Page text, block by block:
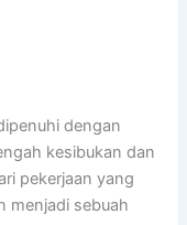
dengan
kesibukan dan
pekerjaan yang
menjadi sebuah